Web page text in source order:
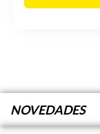
NOVEDADES